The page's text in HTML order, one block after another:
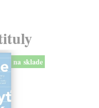
na sklade